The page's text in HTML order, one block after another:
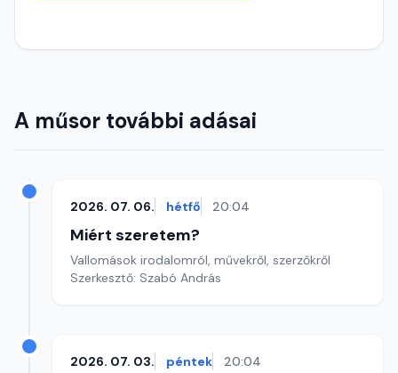
A műsor további adásai
2026. 07. 06. hétfő 20:04
Miért szeretem?
Vallomások irodalomról, művekről, szerzőkről
Szerkesztő: Szabó András
2026. 07. 03. péntek 20:04